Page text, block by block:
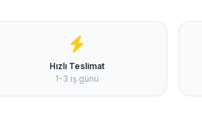
Hızlı Teslimat
1-3 iş günü